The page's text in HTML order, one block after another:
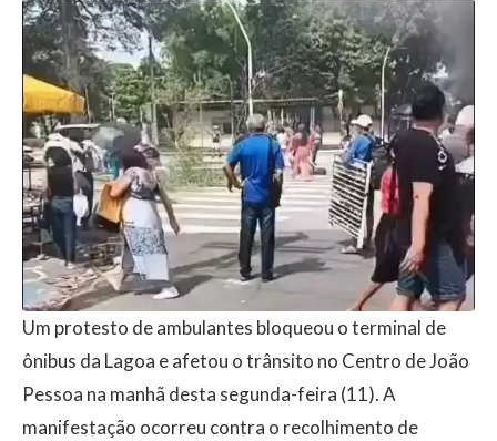
Um protesto de ambulantes bloqueou o terminal de
ônibus da Lagoa e afetou o trânsito no Centro de João
Pessoa na manhã desta segunda-feira (11). A
manifestação ocorreu contra o recolhimento de